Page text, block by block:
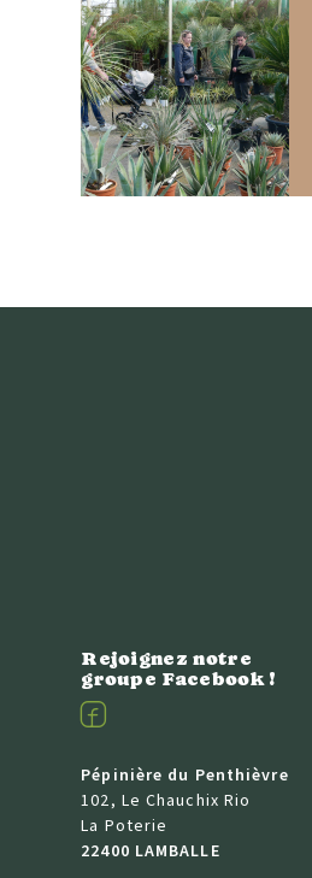
Rejoignez notre
groupe Facebook !
Facebook
Pépinière du Penthièvre
102, Le Chauchix Rio
La Poterie
22400 LAMBALLE